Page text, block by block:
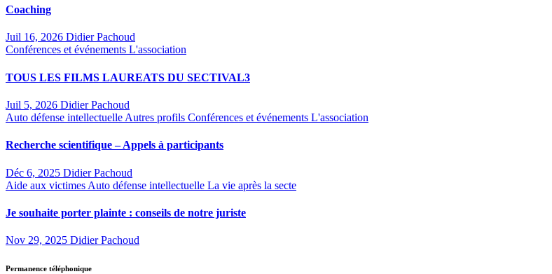
Coaching
Juil 16, 2026 Didier Pachoud
Conférences et événements L'association
TOUS LES FILMS LAUREATS DU SECTIVAL3
Juil 5, 2026 Didier Pachoud
Auto défense intellectuelle Autres profils Conférences et événements L'association
Recherche scientifique – Appels à participants
Déc 6, 2025 Didier Pachoud
Aide aux victimes Auto défense intellectuelle La vie après la secte
Je souhaite porter plainte : conseils de notre juriste
Nov 29, 2025 Didier Pachoud
Permanence téléphonique